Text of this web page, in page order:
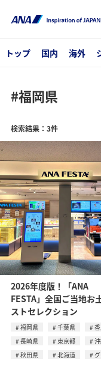
トップ 国内 海外
#福岡県
検索結果：3件
2026年度版！「ANA
FESTA」全国ご当地お
ストセレクション
福岡県 千葉県
長崎県
東京都
秋田県
北海道